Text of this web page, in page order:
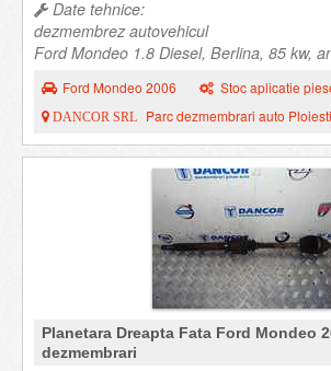
Date tehnice:
dezmembrez autovehicul
Ford Mondeo 1.8 Diesel, Berlina, 85 kw,
Ford Mondeo 2006 Stoc aplicatie
DANCOR SRL Parc dezmembrari auto
Planetara Dreapta Fata Ford Mondeo
dezmembrari